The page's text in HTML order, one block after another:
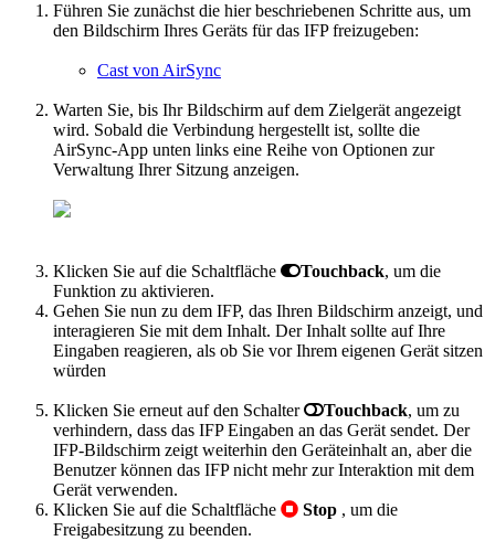
Führen Sie zunächst die hier beschriebenen Schritte aus, um
den Bildschirm Ihres Geräts für das IFP freizugeben:
Cast von AirSync
Warten Sie, bis Ihr Bildschirm auf dem Zielgerät angezeigt
wird. Sobald die Verbindung hergestellt ist, sollte die
AirSync-App unten links eine Reihe von Optionen zur
Verwaltung Ihrer Sitzung anzeigen.
Klicken Sie auf die Schaltfläche Touchback, um die
Funktion zu aktivieren.
Gehen Sie nun zu dem IFP, das Ihren Bildschirm anzeigt, und
interagieren Sie mit dem Inhalt. Der Inhalt sollte auf Ihre
Eingaben reagieren, als ob Sie vor Ihrem eigenen Gerät sitzen
würden
Klicken Sie erneut auf den Schalter Touchback, um zu
verhindern, dass das IFP Eingaben an das Gerät sendet. Der
IFP-Bildschirm zeigt weiterhin den Geräteinhalt an, aber die
Benutzer können das IFP nicht mehr zur Interaktion mit dem
Gerät verwenden.
Klicken Sie auf die Schaltfläche
Stop , um die
Freigabesitzung zu beenden.